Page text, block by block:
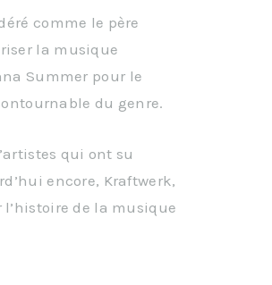
comme le père
la musique
Summer pour le
du genre.
qui ont su
encore, Kraftwerk,
de la musique